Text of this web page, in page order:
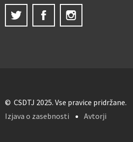
Twitter
Facebook
© CSDTJ 2025. Vse pravice pridržane.
Izjava o zasebnosti
Avtorji